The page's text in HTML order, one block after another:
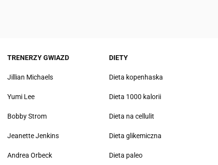
TRENERZY GWIAZD
Jillian Michaels
Yumi Lee
Bobby Strom
Jeanette Jenkins
Andrea Orbeck
DIETY
Dieta kopenhaska
Dieta 1000 kalorii
Dieta na cellulit
Dieta glikemiczna
Dieta paleo